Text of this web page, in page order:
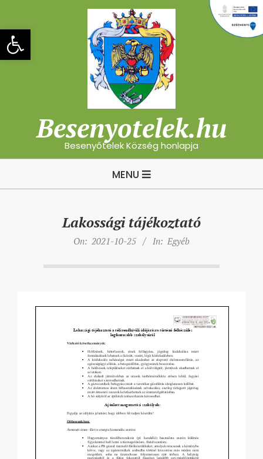
Eszköztár megnyitása
content
Besenyotelek.hu
Besenyőtelek Község honlapja
MENU
Lakossági tájékoztató
On: 2021-10-25 In: Egyéb